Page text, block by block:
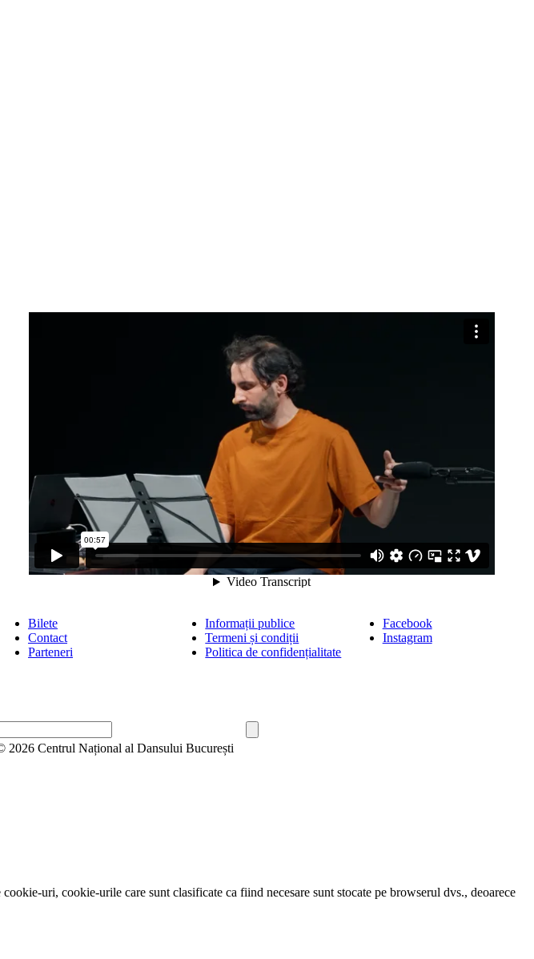
Bilete
Contact
Parteneri
Informații publice
Termeni și condiții
Politica de confidențialitate
Facebook
Instagram
2026 Centrul Național al Dansului București
uri, cookie-urile care sunt clasificate ca fiind necesare sunt stocate pe browserul dvs., deoarece